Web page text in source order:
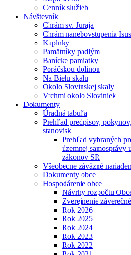
Cenník služieb
Návštevník
Chrám sv. Juraja
Chrám nanebovstupenia
Kaplnky
Pamätníky padlým
Banícke pamiatky
Poráčskou dolinou
Na Bielu skalu
Okolo Slovinskej skaly
Vrchmi okolo Sloviniek
Dokumenty
Úradná tabuľa
Prehľad predpisov,
stanovísk
Prehľad vybraných
územnej samosprávy
zákonov SR
Všeobecne záväzné
Dokumenty obce
Hospodárenie obce
Návrhy rozpočtu
Zverejnenie
Rok 2026
Rok 2025
Rok 2024
Rok 2023
Rok 2022